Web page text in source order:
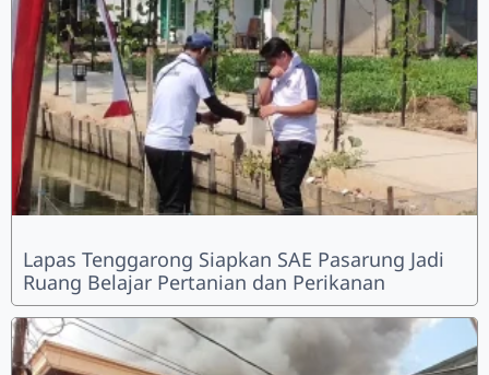
Lapas Tenggarong Siapkan SAE Pasarung Jadi
Ruang Belajar Pertanian dan Perikanan